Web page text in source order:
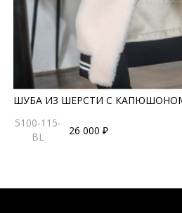
ШУБА ИЗ ШЕРСТИ С
5100-115-
BL
26 000 ₽